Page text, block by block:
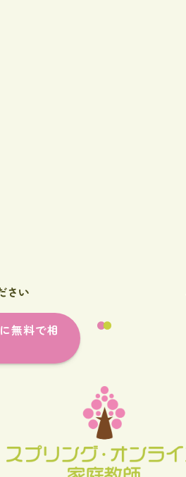
さい
無料で相